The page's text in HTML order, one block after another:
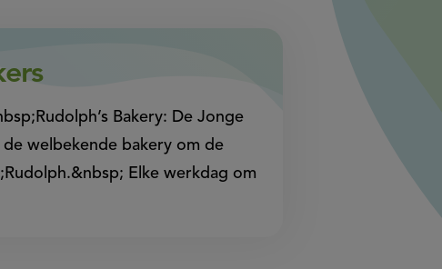
Bakery: De Jonge
welbekende bakery om de
Elke werkdag om